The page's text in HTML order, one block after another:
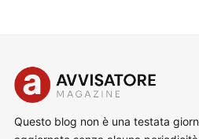
Questo blog non è una testata